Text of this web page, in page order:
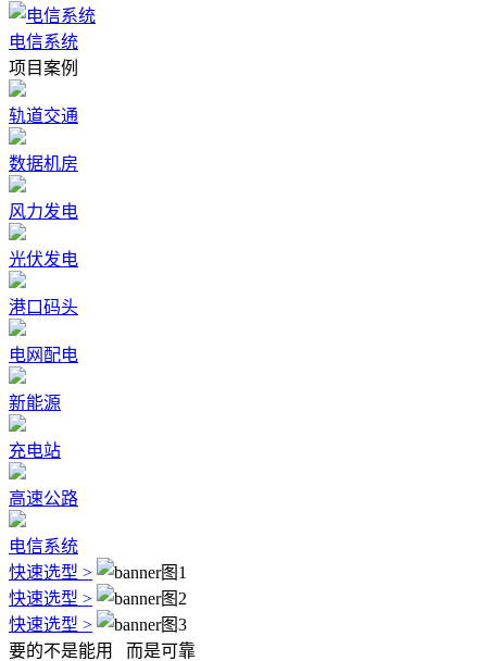
电信系统
项目案例
轨道交通
数据机房
风力发电
光伏发电
港口码头
电网配电
新能源
充电站
高速公路
电信系统
快速选型 >
快速选型 >
快速选型 >
要的不是能用
而是可靠